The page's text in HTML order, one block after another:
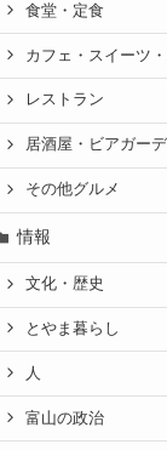
食堂・定食
カフェ・スイーツ
レストラン
居酒屋・ビアガー
その他グルメ
情報
文化・歴史
とやま暮らし
人
富山の政治